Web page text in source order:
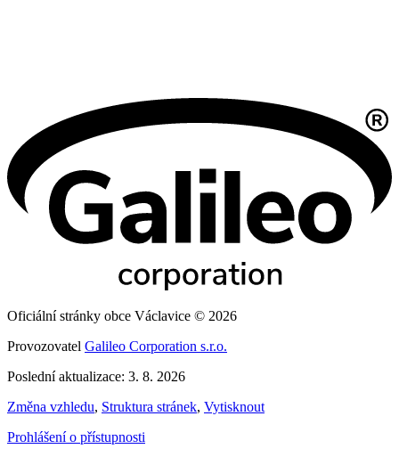
Oficiální stránky obce Václavice © 2026
Provozovatel Galileo Corporation s.r.o.
Poslední aktualizace: 3. 8. 2026
Změna vzhledu, Struktura stránek, Vytisknout
Prohlášení o přístupnosti